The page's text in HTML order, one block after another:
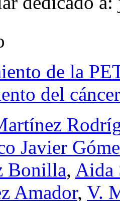
de la
del
Javier
Bonilla, Aida
Amador, V.